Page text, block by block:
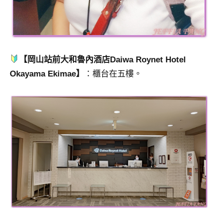
【岡山站前大和魯內酒店Daiwa Roynet Hotel
Okayama Ekimae】
：櫃台在五樓。